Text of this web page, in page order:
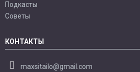
Подкасты
Советы
КОНТАКТЫ
maxsitailo@gmail.com